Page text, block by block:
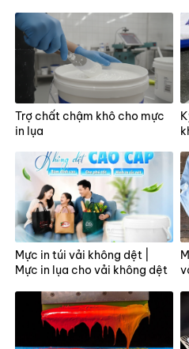
Trợ chất chậm khô cho mực
in lụa
Mực in túi vải không dệt |
Mực in lụa cho vải không dệt